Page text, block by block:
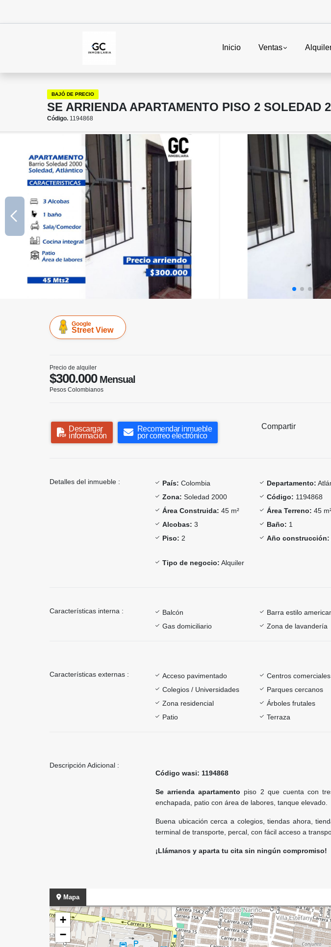
Inicio Ventas
BAJÓ DE PRECIO
SE ARRIENDA APARTAMENTO PISO 2 SOLEDAD
Código. 1194868
Google
Street View
Precio de alquiler
$300.000Mensual
Pesos Colombianos
Descargar
información
Recomendar inmueble
por correo electrónico
Compartir
Detalles del inmueble : País: Colombia Departamento:
Zona: Soledad 2000 Código: 1194868
Área Construida: 45 m² Área Terreno: 45
Alcobas: 3 Baño: 1
Piso: 2 Año construcción:
Tipo de negocio: Alquiler
Características interna : Balcón Barra estilo
Gas domiciliario
Zona de lavandería
Características externas : Acceso pavimentado Centros comerciales
Colegios / Universidades
Parques cercanos
Zona residencial
Árboles frutales
Patio
Terraza
Descripción Adicional :
Código wasi: 1194868
Se arrienda apartamento piso 2 que cuenta con
enchapada, patio con área de labores, tanque elevado.
Buena ubicación cerca a colegios, tiendas ahora,
terminal de transporte, percal, con fácil acceso a
¡Llámanos y aparta tu cita sin ningún compromiso!
Mapa
+
−